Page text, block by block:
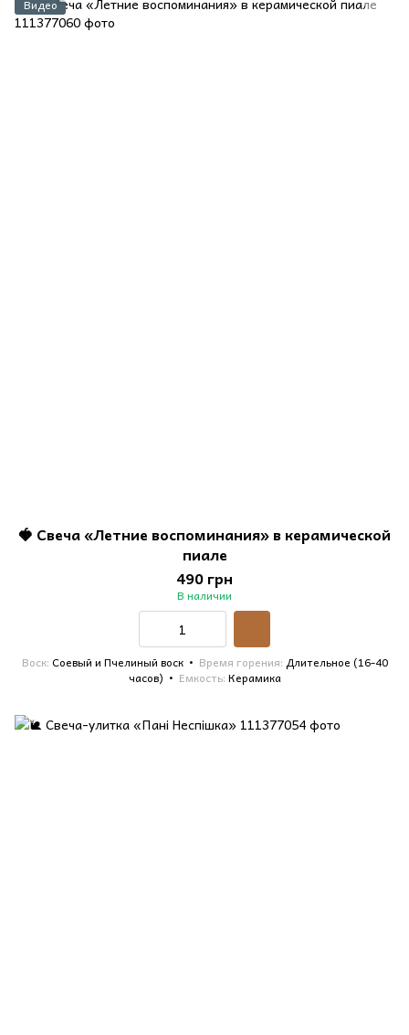
Видео
🍓 Свеча «Летние воспоминания» в керамической
пиале
490 грн
В наличии
Воск Соевый и Пчелиный воск Время горения Длительное (16-40
часов)
Емкость Керамика